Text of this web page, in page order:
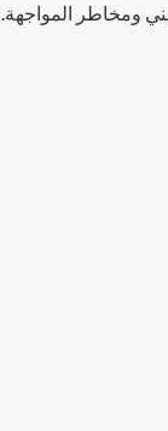
ومخاطر المواجهة.